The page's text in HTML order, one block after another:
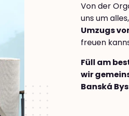
Von der
uns um
Umzugs
freuen
Füll am
wir
Banská